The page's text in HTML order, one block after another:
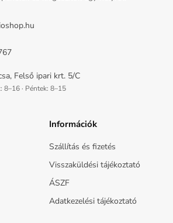
Felső ipari krt. 5/C
8–16 · Péntek: 8–15
Információk
Szállítás és fizetés
Visszaküldési tájékoztató
ÁSZF
Adatkezelési tájékoztató